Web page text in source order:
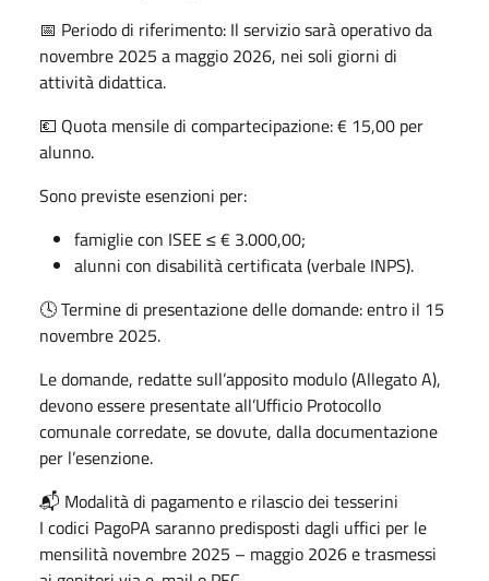
📅 Periodo di riferimento: Il servizio sarà operativo da
novembre 2025 a maggio 2026, nei soli giorni di
attività didattica.
💶 Quota mensile di compartecipazione: € 15,00 per
alunno.
Sono previste esenzioni per:
famiglie con ISEE ≤ € 3.000,00;
alunni con disabilità certificata (verbale INPS).
🕓 Termine di presentazione delle domande: entro il 15
novembre 2025.
Le domande, redatte sull’apposito modulo (Allegato A),
devono essere presentate all’Ufficio Protocollo
comunale corredate, se dovute, dalla documentazione
per l’esenzione.
📬 Modalità di pagamento e rilascio dei tesserini
I codici PagoPA saranno predisposti dagli uffici per le
mensilità novembre 2025 – maggio 2026 e trasmessi